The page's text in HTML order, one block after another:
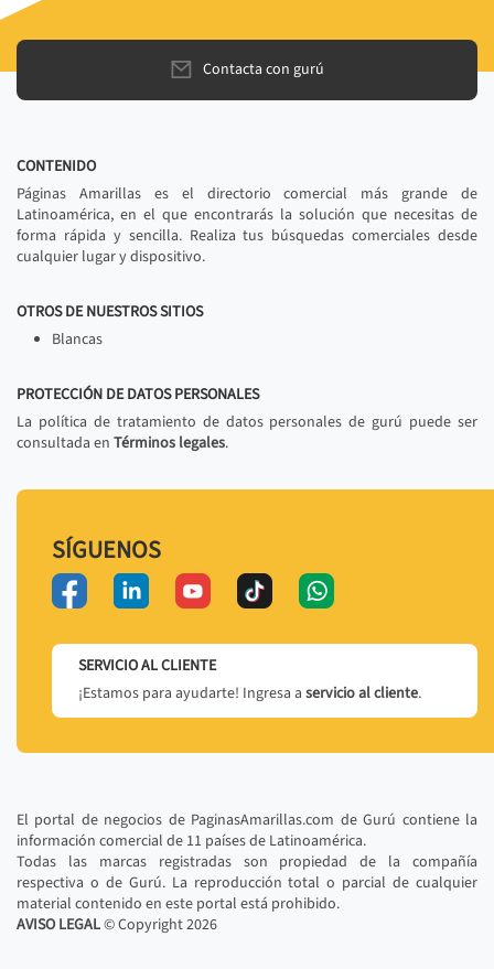
Contacta con gurú
CONTENIDO
Páginas Amarillas es el directorio comercial más grande de
Latinoamérica, en el que encontrarás la solución que necesitas de
forma rápida y sencilla. Realiza tus búsquedas comerciales desde
cualquier lugar y dispositivo.
OTROS DE NUESTROS SITIOS
Blancas
PROTECCIÓN DE DATOS PERSONALES
La política de tratamiento de datos personales de gurú puede ser
consultada en Términos legales.
SÍGUENOS
SERVICIO AL CLIENTE
¡Estamos para ayudarte! Ingresa a servicio al cliente.
El portal de negocios de PaginasAmarillas.com de Gurú contiene la
información comercial de 11 países de Latinoamérica.
Todas las marcas registradas son propiedad de la compañía
respectiva o de Gurú. La reproducción total o parcial de cualquier
material contenido en este portal está prohibido.
AVISO LEGAL© Copyright2026